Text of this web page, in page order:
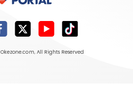
Okezone.com, All Rights Reserved